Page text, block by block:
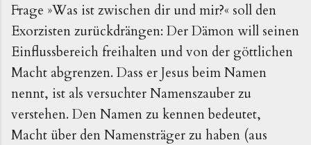
Frage »Was ist zwischen dir und mir?« soll den
Exorzisten zurückdrängen: Der Dämon will seinen
Einflussbereich freihalten und von der göttlichen
Macht abgrenzen. Dass er Jesus beim Namen
nennt, ist als versuchter Namenszauber zu
verstehen. Den Namen zu kennen bedeutet,
Macht über den Namensträger zu haben (aus